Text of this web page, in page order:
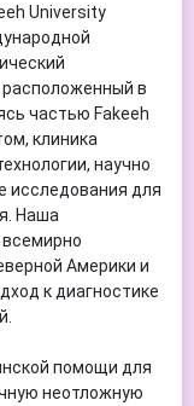
University
расположенный в
частью Fakeeh
клиника
научно
исследования для
Наша
Америки и
к диагностике
помощи для
неотложную